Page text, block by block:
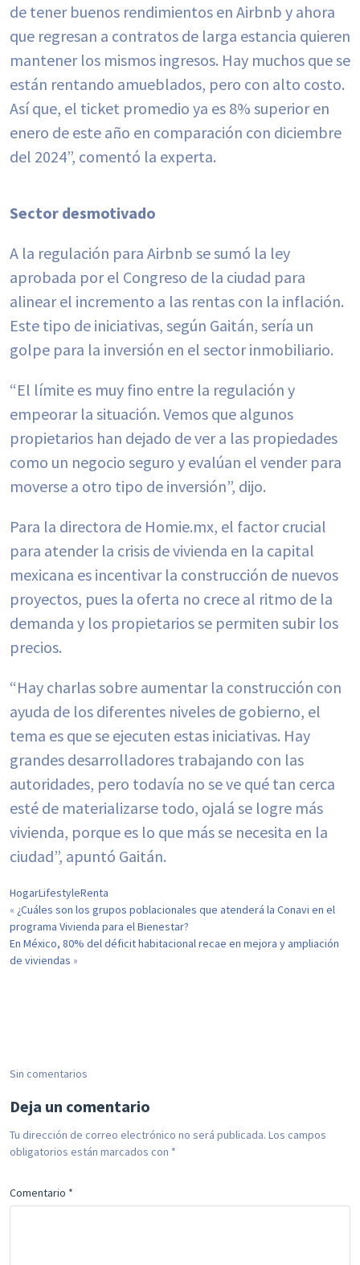
de tener buenos rendimientos en Airbnb y ahora
que regresan a contratos de larga estancia quieren
mantener los mismos ingresos. Hay muchos que se
están rentando amueblados, pero con alto costo.
Así que, el ticket promedio ya es 8% superior en
enero de este año en comparación con diciembre
del 2024”, comentó la experta.
Sector desmotivado
A la regulación para Airbnb se sumó la ley
aprobada por el Congreso de la ciudad para
alinear el incremento a las rentas con la inflación.
Este tipo de iniciativas, según Gaitán, sería un
golpe para la inversión en el sector inmobiliario.
“El límite es muy fino entre la regulación y
empeorar la situación. Vemos que algunos
propietarios han dejado de ver a las propiedades
como un negocio seguro y evalúan el vender para
moverse a otro tipo de inversión”, dijo.
Para la directora de Homie.mx, el factor crucial
para atender la crisis de vivienda en la capital
mexicana es incentivar la construcción de nuevos
proyectos, pues la oferta no crece al ritmo de la
demanda y los propietarios se permiten subir los
precios.
“Hay charlas sobre aumentar la construcción con
ayuda de los diferentes niveles de gobierno, el
tema es que se ejecuten estas iniciativas. Hay
grandes desarrolladores trabajando con las
autoridades, pero todavía no se ve qué tan cerca
esté de materializarse todo, ojalá se logre más
vivienda, porque es lo que más se necesita en la
ciudad”, apuntó Gaitán.
HogarLifestyleRenta
« ¿Cuáles son los grupos poblacionales que atenderá la Conavi en el
programa Vivienda para el Bienestar?
En México, 80% del déficit habitacional recae en mejora y ampliación
de viviendas »
Sin comentarios
Deja un comentario
Tu dirección de correo electrónico no será publicada. Los campos
obligatorios están marcados con *
Comentario *